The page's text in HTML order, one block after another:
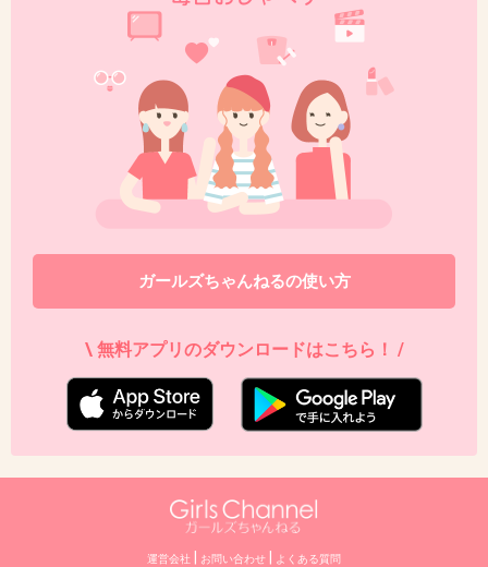
ガールズちゃんねるの使い方
\ 無料アプリのダウンロードはこちら！ /
運営会社 お問い合わせ よくある質問